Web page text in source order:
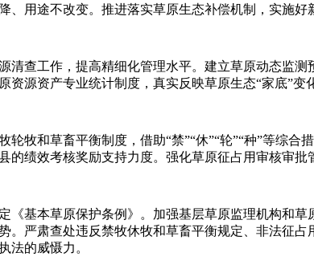
、用途不改变。推进落实草原生态补偿机制，实施好
查工作，提高精细化管理水平。建立草原动态监测
源资产专业统计制度，真实反映草原生态“家底”变
和草畜平衡制度，借助“禁”“休”“轮”“种”等综合
绩效考核奖励支持力度。强化草原征占用审核审批
基本草原保护条例》。加强基层草原监理机构和草
。严肃查处违反禁牧休牧和草畜平衡规定、非法征
法的威慑力。